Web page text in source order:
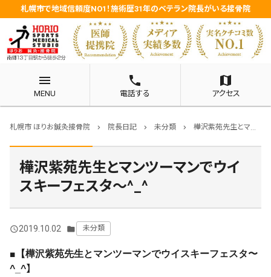
札幌市で地域信頼度NO1！施術歴31年のベテラン院長がいる接骨院
menu
MENU
phone
電話する
map
アクセス
札幌市 ほりお鍼灸接骨院 chevron_right 院長日記 chevron_right 未分類 chevron_right 樺沢紫苑先生とマンツーマンでウイスキーフェスタ〜^_^
樺沢紫苑先生とマンツーマンでウイ
スキーフェスタ〜^_^
query_builder2019.10.02 folder 未分類
■ 【樺沢紫苑先生とマンツーマンでウイスキーフェスタ〜
^_^】